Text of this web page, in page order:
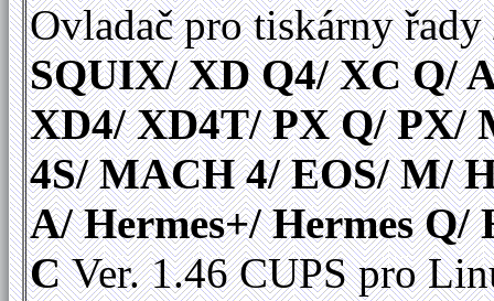
Ovladač pro tiskárny řady
SQUIX/ XD Q4/ XC Q/
XD4/ XD4T/ PX Q/ PX/
4S/ MACH 4/ EOS/ M/
A/ Hermes+/ Hermes Q/
CVer. 1.46 CUPS pro